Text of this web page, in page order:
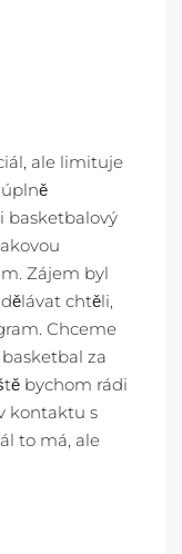
ale limituje
basketbalový
Zájem byl
chtěli,
Chceme
za
bychom rádi
kontaktu s
to má, ale